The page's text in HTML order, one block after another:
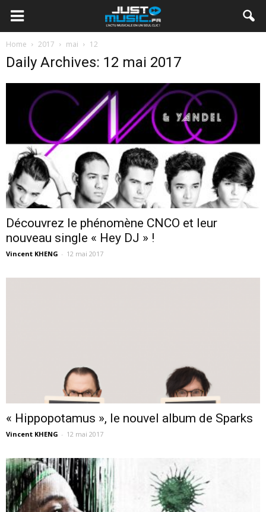
Home 2017 mai 12
Daily Archives: 12 mai 2017
Découvrez le phénomène CNCO et leur
nouveau single « Hey DJ » !
Vincent KHENG - 12 mai 2017
« Hippopotamus », le nouvel album de Sparks
Vincent KHENG - 12 mai 2017